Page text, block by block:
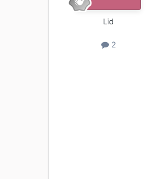
Lid
2